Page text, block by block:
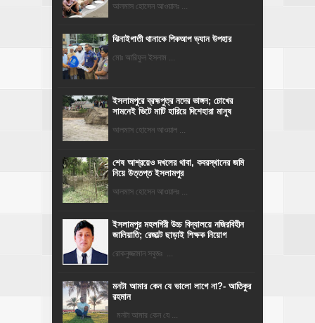
আলমাস হোসেন আওয়ালঃ ...
ঝিনাইগাতী থানাকে পিকআপ ভ্যান উপহার
মোঃ আরিফুল ইসলাম ...
ইসলামপুরে ব্রহ্মপুত্র নদের ভাঙ্গন; চোখের
সামনেই ভিটে মাটি হারিয়ে দিশেহারা মানুষ
আলমাস হোসেন আওয়াল ...
শেষ আশ্রয়েও দখলের থাবা, কবরস্থানের জমি
নিয়ে উত্তপ্ত ইসলামপুর
আলমাস হোসেন আওয়ালঃ ...
​ইসলামপুর মহলগিরী উচ্চ বিদ্যালয়ে নজিরবিহীন
জালিয়াতি; রেজাল্ট ছাড়াই শিক্ষক নিয়োগ
রোকনুজ্জামান সবুজঃ ...
মনটা আমার কেন যে ভালো লাগে না?- আতিকুর
রহমান
মনটা আমার কেন যে ...